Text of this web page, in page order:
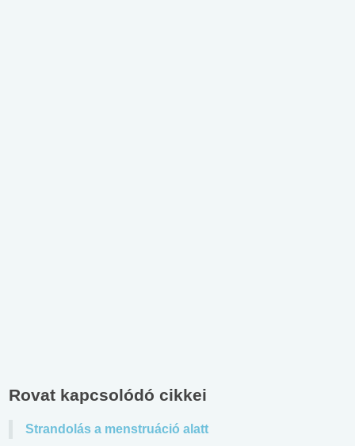
Rovat kapcsolódó cikkei
Strandolás a menstruáció alatt